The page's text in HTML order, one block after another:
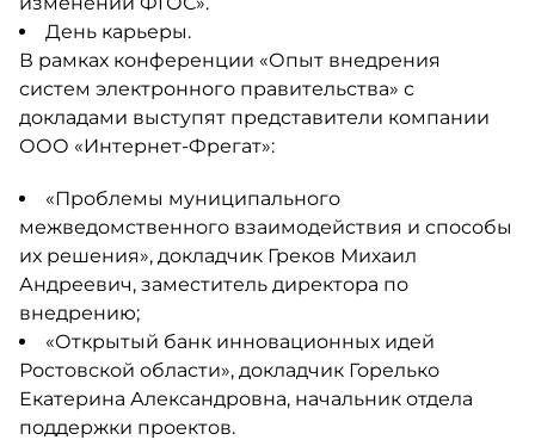
День карьеры.
В рамках конференции «Опыт внедрения
систем электронного правительства» с
докладами выступят представители компании
ООО «Интернет-Фрегат»:
«Проблемы муниципального
межведомственного взаимодействия и способы
их решения», докладчик Греков Михаил
Андреевич, заместитель директора по
внедрению;
«Открытый банк инновационных идей
Ростовской области», докладчик Горелько
Екатерина Александровна, начальник отдела
поддержки проектов.